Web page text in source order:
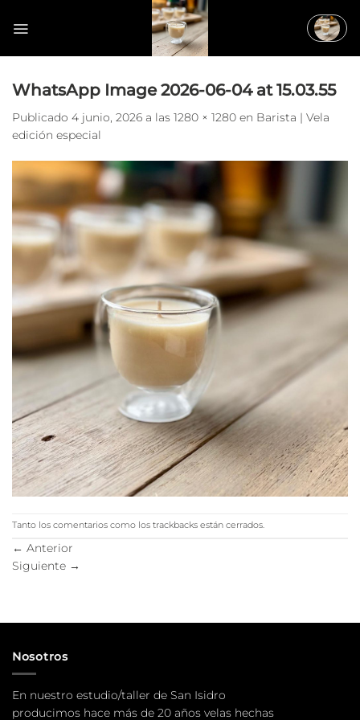
WhatsApp Image 2026-06-04 at 15.03.55
Publicado 4 junio, 2026 a las 1280 × 1280 en Barista | Vela
edición especial
Tanto los comentarios como los trackbacks están cerrados.
← Anterior
Siguiente →
Nosotros
En nuestro estudio/taller de San Isidro
producimos hace más de 20 años velas hechas